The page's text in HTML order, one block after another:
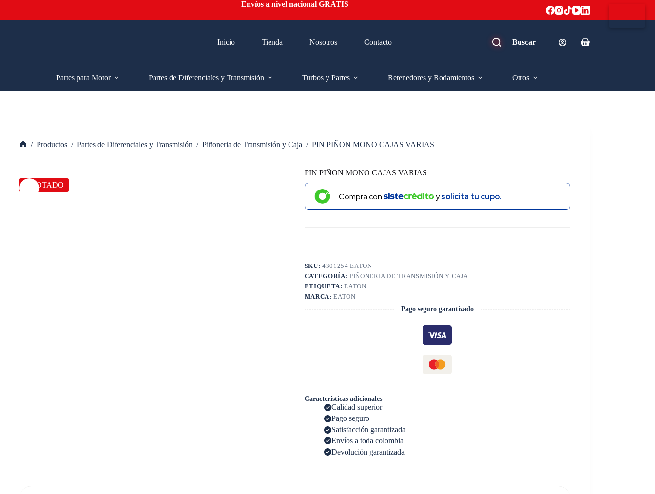
contenido
Envíos a nivel nacional GRATIS
Inicio Tienda Nosotros Contacto
Carro
Partes para Motor
Partes de Diferenciales y Transmisión Turbos y Partes Retenedores y Rodamientos Otros
/ Productos / Partes de Diferenciales y Transmisión / Piñoneria de Transmisión y Caja / PIN PIÑON MONO CAJAS VARIAS
AGOTADO
PIN PIÑON MONO CAJAS VARIAS
Compra con ysolicita tu cupo.
SKU:4301254 EATON
CATEGORÍA: PIÑONERIA DE TRANSMISIÓN Y CAJA
ETIQUETA:EATON
MARCA:EATON
Pago seguro garantizado
Características adicionales
Calidad superior
Pago seguro
Satisfacción garantizada
Envíos a toda colombia
Devolución garantizada